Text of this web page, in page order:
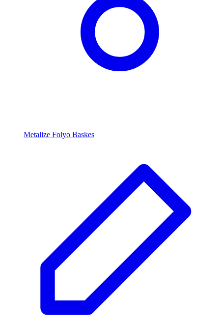
Metalize Folyo Baskes